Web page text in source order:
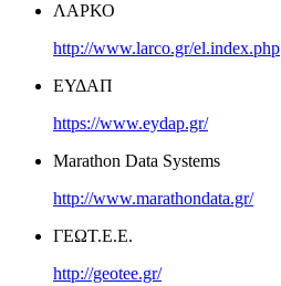
ΛΑΡΚΟ
http://www.larco.gr/el.index.php
ΕΥΔΑΠ
https://www.eydap.gr/
Marathon Data Systems
http://www.marathondata.gr/
ΓΕΩΤ.Ε.Ε.
http://geotee.gr/